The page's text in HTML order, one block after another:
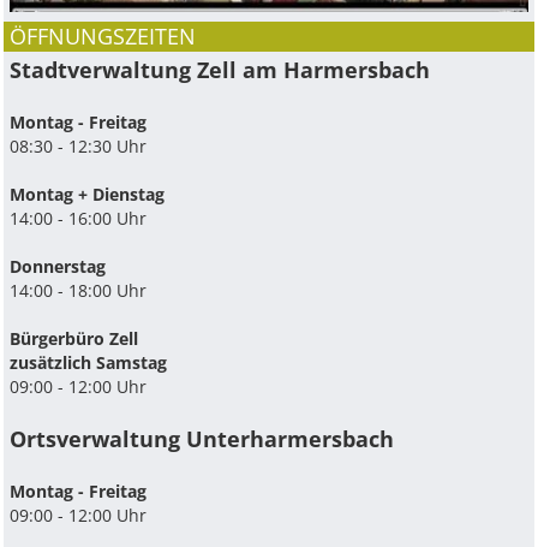
ÖFFNUNGSZEITEN
Stadtverwaltung Zell am Harmersbach
Montag - Freitag
08:30 - 12:30 Uhr
Montag + Dienstag
14:00 - 16:00 Uhr
Donnerstag
14:00 - 18:00 Uhr
Bürgerbüro Zell
zusätzlich Samstag
09:00 - 12:00 Uhr
Ortsverwaltung Unterharmersbach
Montag - Freitag
09:00 - 12:00 Uhr